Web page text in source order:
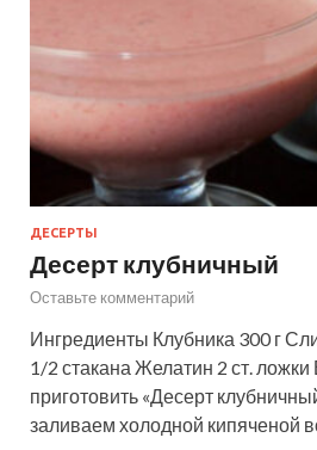
ДЕСЕРТЫ
Десерт клубничный
Оставьте комментарий
Ингредиенты Клубника 300 г
1/2 стакана Желатин 2 ст.
приготовить «Десерт
заливаем холодной кипяченой